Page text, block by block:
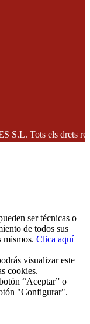
Tots els drets
ser técnicas o
de todos sus
mismos. Clica aquí
visualizar este
cookies.
“Aceptar” o
"Configurar".